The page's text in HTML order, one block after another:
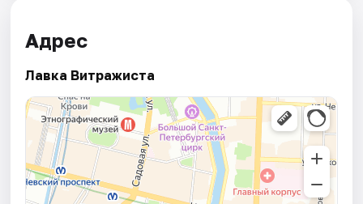
Адрес
Лавка Витражиста